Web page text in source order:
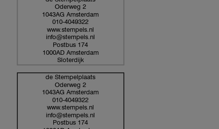
Oderweg 2
1043AG Amsterdam
010-4049322
www.stempels.nl
info@stempels.nl
Postbus 174
1000AD Amsterdam
Sloterdijk
de Stempelplaats
Oderweg 2
1043AG Amsterdam
010-4049322
www.stempels.nl
info@stempels.nl
Postbus 174